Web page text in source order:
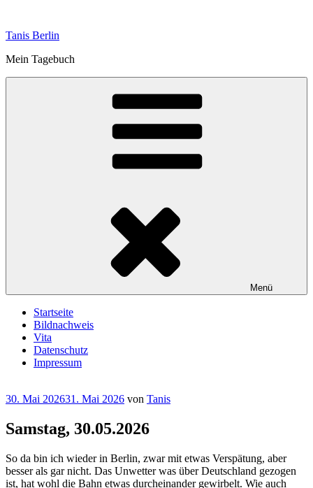
springen
Tanis Berlin
Mein Tagebuch
Menü
Startseite
Bildnachweis
Vita
Datenschutz
Impressum
Veröffentlicht
30. Mai 202631. Mai 2026 von Tanis
Samstag, 30.05.2026
So da bin ich wieder in Berlin, zwar mit etwas Verspätung, aber
besser als gar nicht. Das Unwetter was über Deutschland gezogen
ist, hat wohl die Bahn etwas durcheinander gewirbelt. Wie auch